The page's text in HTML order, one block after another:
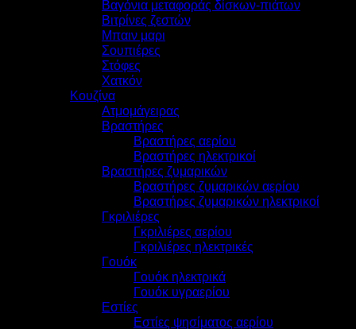
Βαγόνια μεταφοράς δίσκων-πιάτων
Βιτρίνες ζεστών
Μπαιν μαρι
Σουπιέρες
Στόφες
Χατκόν
Κουζίνα
Ατμομάγειρας
Βραστήρες
Βραστήρες αερίου
Βραστήρες ηλεκτρικοί
Βραστήρες ζυμαρικών
Βραστήρες ζυμαρικών αερίου
Βραστήρες ζυμαρικών ηλεκτρικοί
Γκριλιέρες
Γκριλιέρες αερίου
Γκριλιέρες ηλεκτρικές
Γουόκ
Γουόκ ηλεκτρικά
Γουόκ υγραερίου
Εστίες
Εστίες ψησίματος αερίου